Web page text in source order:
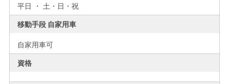
平日 ・ 土・日・祝
移動手段 自家用車
自家用車可
資格